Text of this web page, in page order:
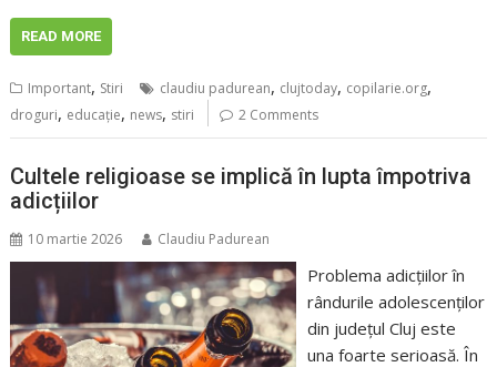
READ MORE
Important, Stiri claudiu padurean, clujtoday, copilarie.org,
droguri, educaţie, news, stiri 2 Comments
Cultele religioase se implică în lupta împotriva
adicțiilor
10 martie 2026 Claudiu Padurean
Problema adicțiilor în
rândurile adolescenților
din județul Cluj este
una foarte serioasă. În